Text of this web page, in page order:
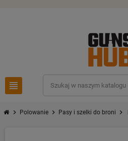
view_headline
chevron_right Polowanie chevron_right Pasy i szelki do broni chevron_right